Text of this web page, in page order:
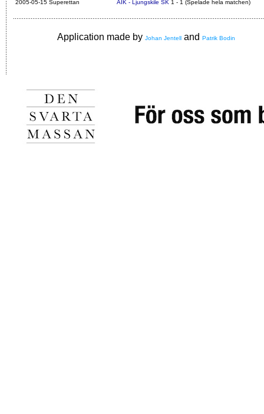
2005-05-15 Superettan
AIK - Ljungskile SK 1 - 1 (Spelade hela matchen)
Application made by Johan Jentell and Patrik Bodin